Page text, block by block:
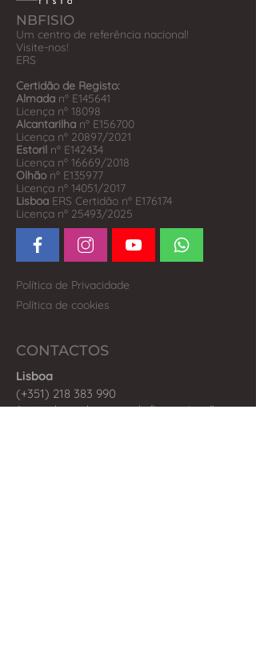
NBFISIO
Um centro de referência nacional!
Visite-nos!
​ERS
Certidão de Registo:
Almada nº E145641
Licença nº 18098
Alcantarilha nº E156700
Licença nº 20897/2021
Estoril nº E142434
Licença nº 16669/2018
Olhão nº E135977
Licença nº 14051/2017
Lisboa ERS Certidão nº E176174
Licença nº 25493/2025
Política de Privacidade
Política de cookies
CONTACTOS
Lisboa
(+351) 218 383 990
(custo chamada para rede fixa nacional)